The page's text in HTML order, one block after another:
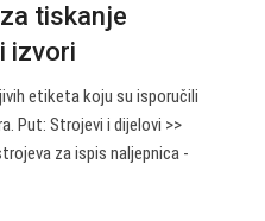
tiskanje
izvori
etiketa koju su isporučili
Put: Strojevi i dijelovi >>
za ispis naljepnica -